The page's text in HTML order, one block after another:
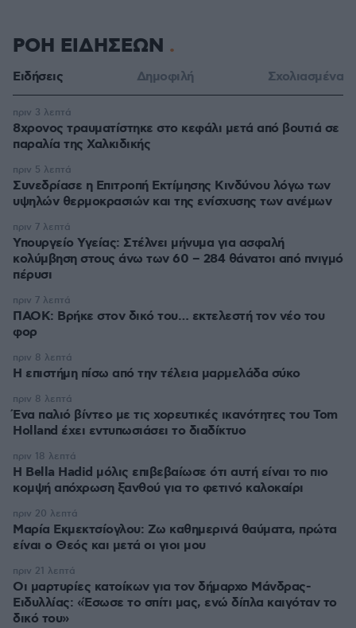
ΡΟΗ ΕΙΔΗΣΕΩΝ
Ειδήσεις Δημοφιλή Σχολιασμένα
8χρονος τραυματίστηκε στο κεφάλι μετά από βουτιά σε
παραλία της Χαλκιδικής
πριν 3 λεπτά
Συνεδρίασε η Επιτροπή Εκτίμησης Κινδύνου λόγω των
υψηλών θερμοκρασιών και της ενίσχυσης των ανέμων
πριν 5 λεπτά
Υπουργείο Υγείας: Στέλνει μήνυμα για ασφαλή
κολύμβηση στους άνω των 60 – 284 θάνατοι από πνιγμό
πέρυσι
πριν 7 λεπτά
ΠΑΟΚ: Βρήκε στον δικό του… εκτελεστή τον νέο του
φορ
πριν 7 λεπτά
Η επιστήμη πίσω από την τέλεια μαρμελάδα σύκο
πριν 8 λεπτά
Ένα παλιό βίντεο με τις χορευτικές ικανότητες του Tom
Holland έχει εντυπωσιάσει το διαδίκτυο
πριν 8 λεπτά
Η Bella Hadid μόλις επιβεβαίωσε ότι αυτή είναι το πιο
κομψή απόχρωση ξανθού για το φετινό καλοκαίρι
πριν 18 λεπτά
Μαρία Εκμεκτσίογλου: Ζω καθημερινά θαύματα, πρώτα
είναι ο Θεός και μετά οι γιοι μου
πριν 20 λεπτά
Οι μαρτυρίες κατοίκων για τον δήμαρχο Μάνδρας-
Ειδυλλίας: «Έσωσε το σπίτι μας, ενώ δίπλα καιγόταν το
δικό του»
πριν 21 λεπτά